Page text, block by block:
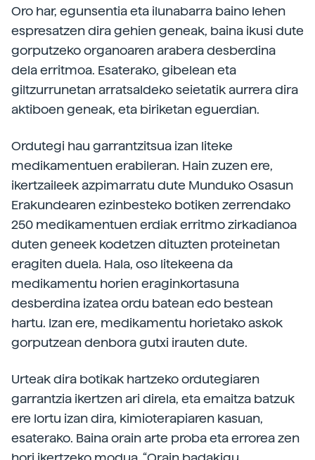
Oro har, egunsentia eta ilunabarra baino lehen
espresatzen dira gehien geneak, baina ikusi dute
gorputzeko organoaren arabera desberdina
dela erritmoa. Esaterako, gibelean eta
giltzurrunetan arratsaldeko seietatik aurrera dira
aktiboen geneak, eta biriketan eguerdian.
Ordutegi hau garrantzitsua izan liteke
medikamentuen erabileran. Hain zuzen ere,
ikertzaileek azpimarratu dute Munduko Osasun
Erakundearen ezinbesteko botiken zerrendako
250 medikamentuen erdiak erritmo zirkadianoa
duten geneek kodetzen dituzten proteinetan
eragiten duela. Hala, oso litekeena da
medikamentu horien eraginkortasuna
desberdina izatea ordu batean edo bestean
hartu. Izan ere, medikamentu horietako askok
gorputzean denbora gutxi irauten dute.
Urteak dira botikak hartzeko ordutegiaren
garrantzia ikertzen ari direla, eta emaitza batzuk
ere lortu izan dira, kimioterapiaren kasuan,
esaterako. Baina orain arte proba eta errorea zen